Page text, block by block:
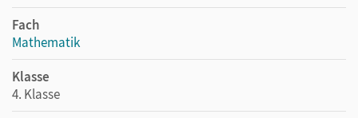
Fach
Mathematik
Klasse
4. Klasse